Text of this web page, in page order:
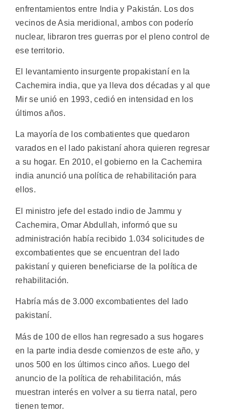
enfrentamientos entre India y Pakistán. Los dos
vecinos de Asia meridional, ambos con poderío
nuclear, libraron tres guerras por el pleno control de
ese territorio.
El levantamiento insurgente propakistaní en la
Cachemira india, que ya lleva dos décadas y al que
Mir se unió en 1993, cedió en intensidad en los
últimos años.
La mayoría de los combatientes que quedaron
varados en el lado pakistaní ahora quieren regresar
a su hogar. En 2010, el gobierno en la Cachemira
india anunció una política de rehabilitación para
ellos.
El ministro jefe del estado indio de Jammu y
Cachemira, Omar Abdullah, informó que su
administración había recibido 1.034 solicitudes de
excombatientes que se encuentran del lado
pakistaní y quieren beneficiarse de la política de
rehabilitación.
Habría más de 3.000 excombatientes del lado
pakistaní.
Más de 100 de ellos han regresado a sus hogares
en la parte india desde comienzos de este año, y
unos 500 en los últimos cinco años. Luego del
anuncio de la política de rehabilitación, más
muestran interés en volver a su tierra natal, pero
tienen temor.